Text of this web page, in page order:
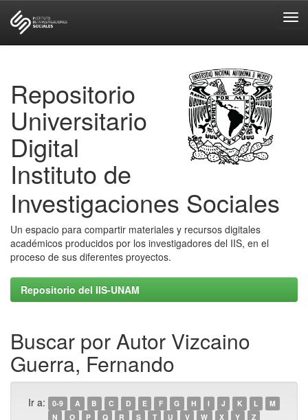
Repositorio
Universitario
Digital
Instituto de
Investigaciones Sociales
Un espacio para compartir materiales y recursos digitales
académicos producidos por los investigadores del IIS, en el
proceso de sus diferentes proyectos.
Repositorio del IIS-UNAM
Buscar por Autor Vizcaino
Guerra, Fernando
Ir a: 0-9 A B C D E F G H I J K L
M
N
O P Q R S T U V W X Y Z